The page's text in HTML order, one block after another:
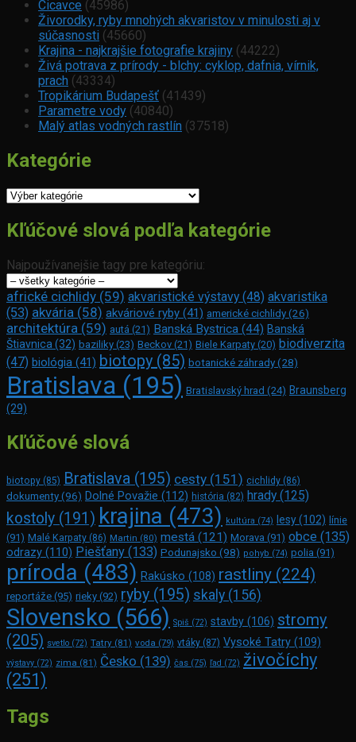
Cicavce (45986)
Živorodky, ryby mnohých akvaristov v minulosti aj v
súčasnosti (45660)
Krajina - najkrajšie fotografie krajiny (44222)
Živá potrava z prírody - blchy: cyklop, dafnia, vírnik,
prach (43334)
Tropikárium Budapešť (41439)
Parametre vody (40840)
Malý atlas vodných rastlín (37518)
Kategórie
Kategórie
Kľúčové slová podľa kategórie
Najpoužívanejšie tagy pre kategóriu:
africké cichlidy (59) akvaristické výstavy (48) akvaristika
(53) akvária (58) akváriové ryby (41) americké cichlidy (26)
architektúra (59) autá (21) Banská Bystrica (44) Banská
Štiavnica (32) baziliky (23) Beckov (21) Biele Karpaty (20) biodiverzita
(47) biológia (41) biotopy (85) botanické záhrady(28)
Bratislava (195) Bratislavský hrad (24) Braunsberg
(29)
Kľúčové slová
biotopy (85) Bratislava (195) cesty (151) cichlidy (86)
dokumenty (96) Dolné Považie (112) história (82) hrady (125)
kostoly (191) krajina (473) kultúra (74) lesy(102) línie
(91) Malé Karpaty (86) Martin (80) mestá (121) Morava (91) obce (135)
odrazy (110) Piešťany (133) Podunajsko (98) pohyb (74) polia (91)
príroda (483) Rakúsko (108) rastliny (224)
reportáže (95) rieky (92) ryby (195) skaly (156)
Slovensko (566) Spiš (72) stavby (106) stromy
(205) svetlo (72) Tatry (81) voda (79) vtáky (87) Vysoké Tatry (109)
výstavy (72) zima (81) Česko (139) čas (75) ľad (72) živočíchy
(251)
Tags